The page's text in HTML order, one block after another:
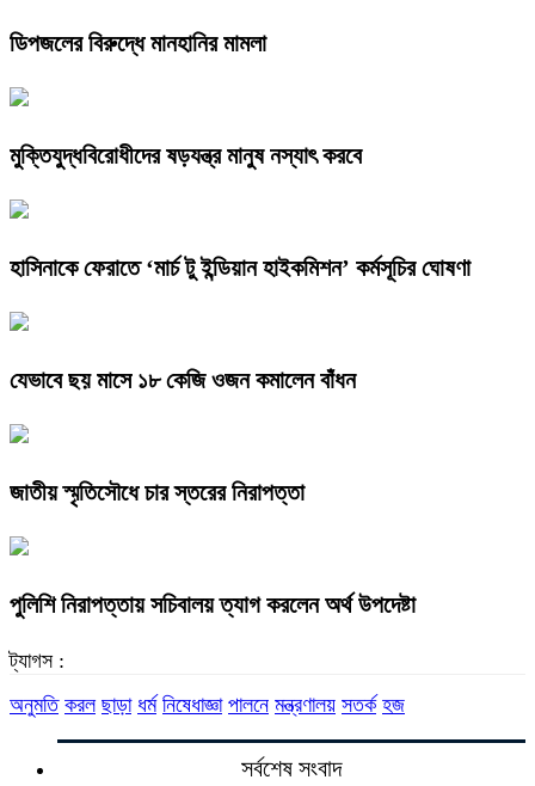
ডিপজলের বিরুদ্ধে মানহানির মামলা
মুক্তিযুদ্ধবিরোধীদের ষড়যন্ত্র মানুষ নস্যাৎ করবে
হাসিনাকে ফেরাতে ‘মার্চ টু ইন্ডিয়ান হাইকমিশন’ কর্মসূচির ঘোষণা
যেভাবে ছয় মাসে ১৮ কেজি ওজন কমালেন বাঁধন
জাতীয় স্মৃতিসৌধে চার স্তরের নিরাপত্তা
পুলিশি নিরাপত্তায় সচিবালয় ত্যাগ করলেন অর্থ উপদেষ্টা
ট্যাগস :
অনুমতি করল ছাড়া ধর্ম নিষেধাজ্ঞা পালনে মন্ত্রণালয় সতর্ক হজ
সর্বশেষ সংবাদ